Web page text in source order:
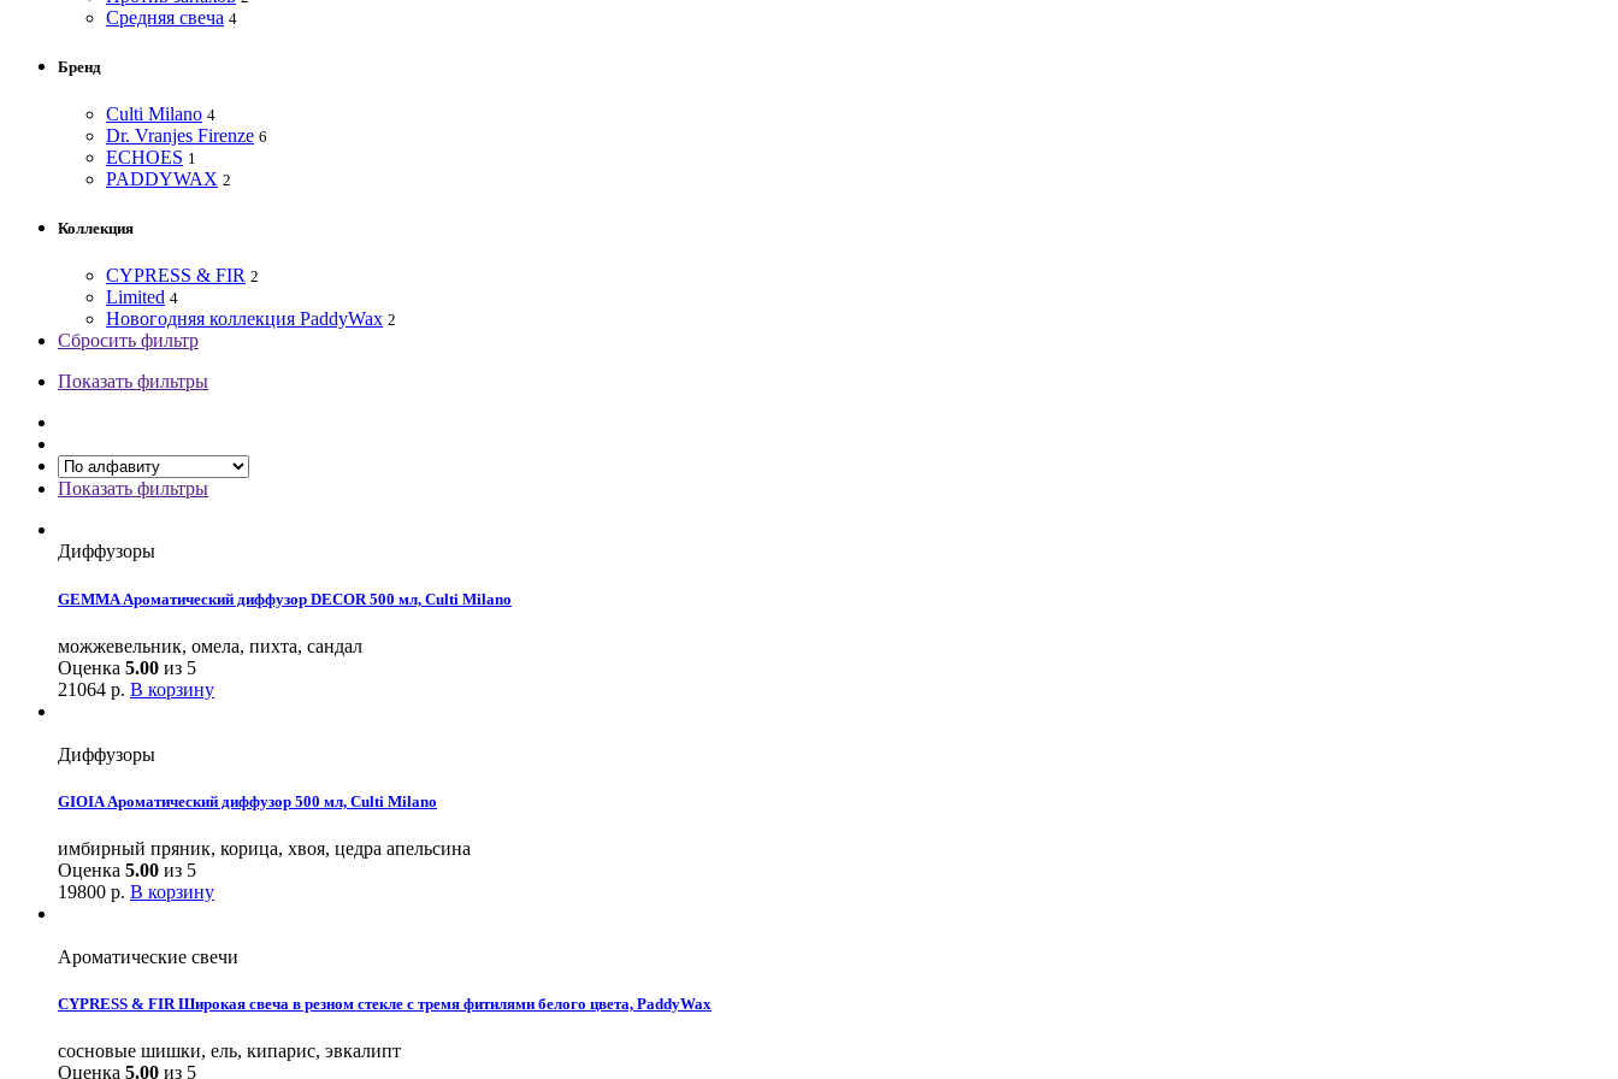
Средняя свеча 4
Бренд
Culti Milano 4
Dr. Vranjes Firenze 6
ECHOES 1
PADDYWAX 2
Коллекция
CYPRESS & FIR 2
Limited 4
Новогодняя коллекция PaddyWax 2
Сбросить фильтр
Показать фильтры
Показать фильтры
Диффузоры
GEMMA Ароматический диффузор DECOR 500 мл, Culti Milano
можжевельник, омела, пихта, сандал
Оценка 5.00 из 5
21064 р. В корзину
Диффузоры
GIOIA Ароматический диффузор 500 мл, Culti Milano
имбирный пряник, корица, хвоя, цедра апельсина
Оценка 5.00 из 5
19800 р. В корзину
Ароматические свечи
CYPRESS & FIR Широкая свеча в резном стекле с тремя фитилями белого цвета, PaddyWax
сосновые шишки, ель, кипарис, эвкалипт
Оценка 5.00 из 5